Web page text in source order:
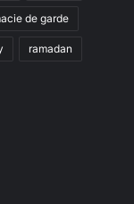
de garde
ramadan